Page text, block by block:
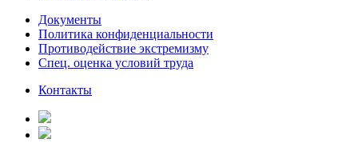
Документы
Политика конфиденциальности
Противодействие экстремизму
Спец. оценка условий труда
Контакты